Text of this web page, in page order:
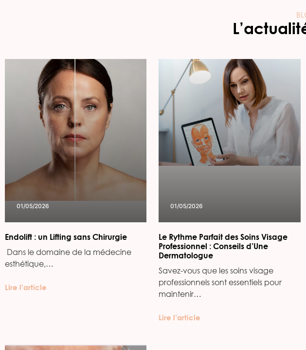
01/05/2026
Endolift : un Lifting sans Chirurgie
‍ Dans le domaine de la médecine
esthétique,…
Lire l’article
01/05/2026
Le Rythme Parfait des Soins Visage
Professionnel : Conseils d’Une
Dermatologue
Savez-vous que les soins visage
professionnels sont essentiels pour
maintenir…
Lire l’article